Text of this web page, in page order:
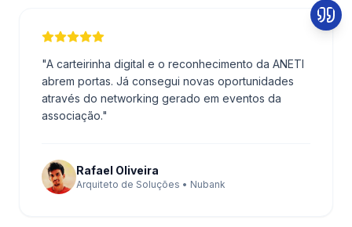
"A carteirinha digital e o reconhecimento da ANETI
abrem portas. Já consegui novas oportunidades
através do networking gerado em eventos da
associação."
Rafael Oliveira
Arquiteto de Soluções • Nubank